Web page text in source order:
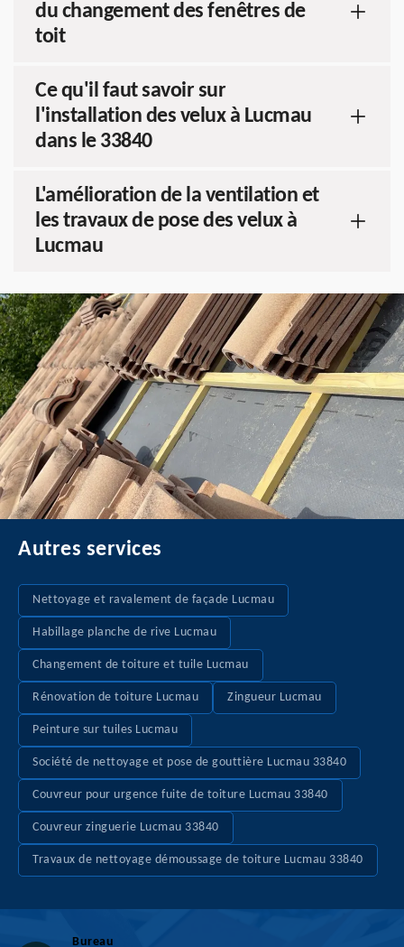
du changement des fenêtres de
toit
Ce qu'il faut savoir sur
l'installation des velux à Lucmau
dans le 33840
L'amélioration de la ventilation et
les travaux de pose des velux à
Lucmau
Autres services
Nettoyage et ravalement de façade Lucmau
Habillage planche de rive Lucmau
Changement de toiture et tuile Lucmau
Rénovation de toiture Lucmau Zingueur Lucmau
Peinture sur tuiles Lucmau
Société de nettoyage et pose de gouttière Lucmau 33840
Couvreur pour urgence fuite de toiture Lucmau 33840
Couvreur zinguerie Lucmau 33840
Travaux de nettoyage démoussage de toiture Lucmau 33840
Bureau